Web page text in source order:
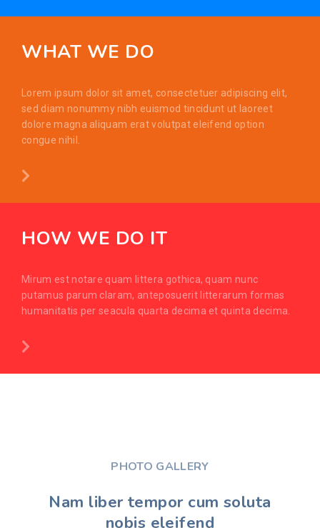
WHAT WE DO
Lorem ipsum dolor sit amet, consectetuer adipiscing elit,
sed diam nonummy nibh euismod tincidunt ut laoreet
dolore magna aliquam erat volutpat eleifend option
congue nihil.
HOW WE DO IT
Mirum est notare quam littera gothica, quam nunc
putamus parum claram, anteposuerit litterarum formas
humanitatis per seacula quarta decima et quinta decima.
PHOTO GALLERY
Nam liber tempor cum soluta
nobis eleifend